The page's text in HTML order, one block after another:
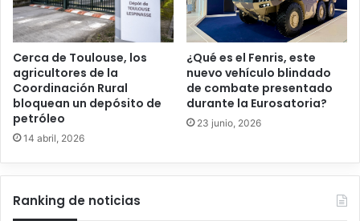
Cerca de Toulouse, los
agricultores de la
Coordinación Rural
bloquean un depósito de
petróleo
14 abril, 2026
¿Qué es el Fenris, este
nuevo vehículo blindado
de combate presentado
durante la Eurosatoria?
23 junio, 2026
Ranking de noticias